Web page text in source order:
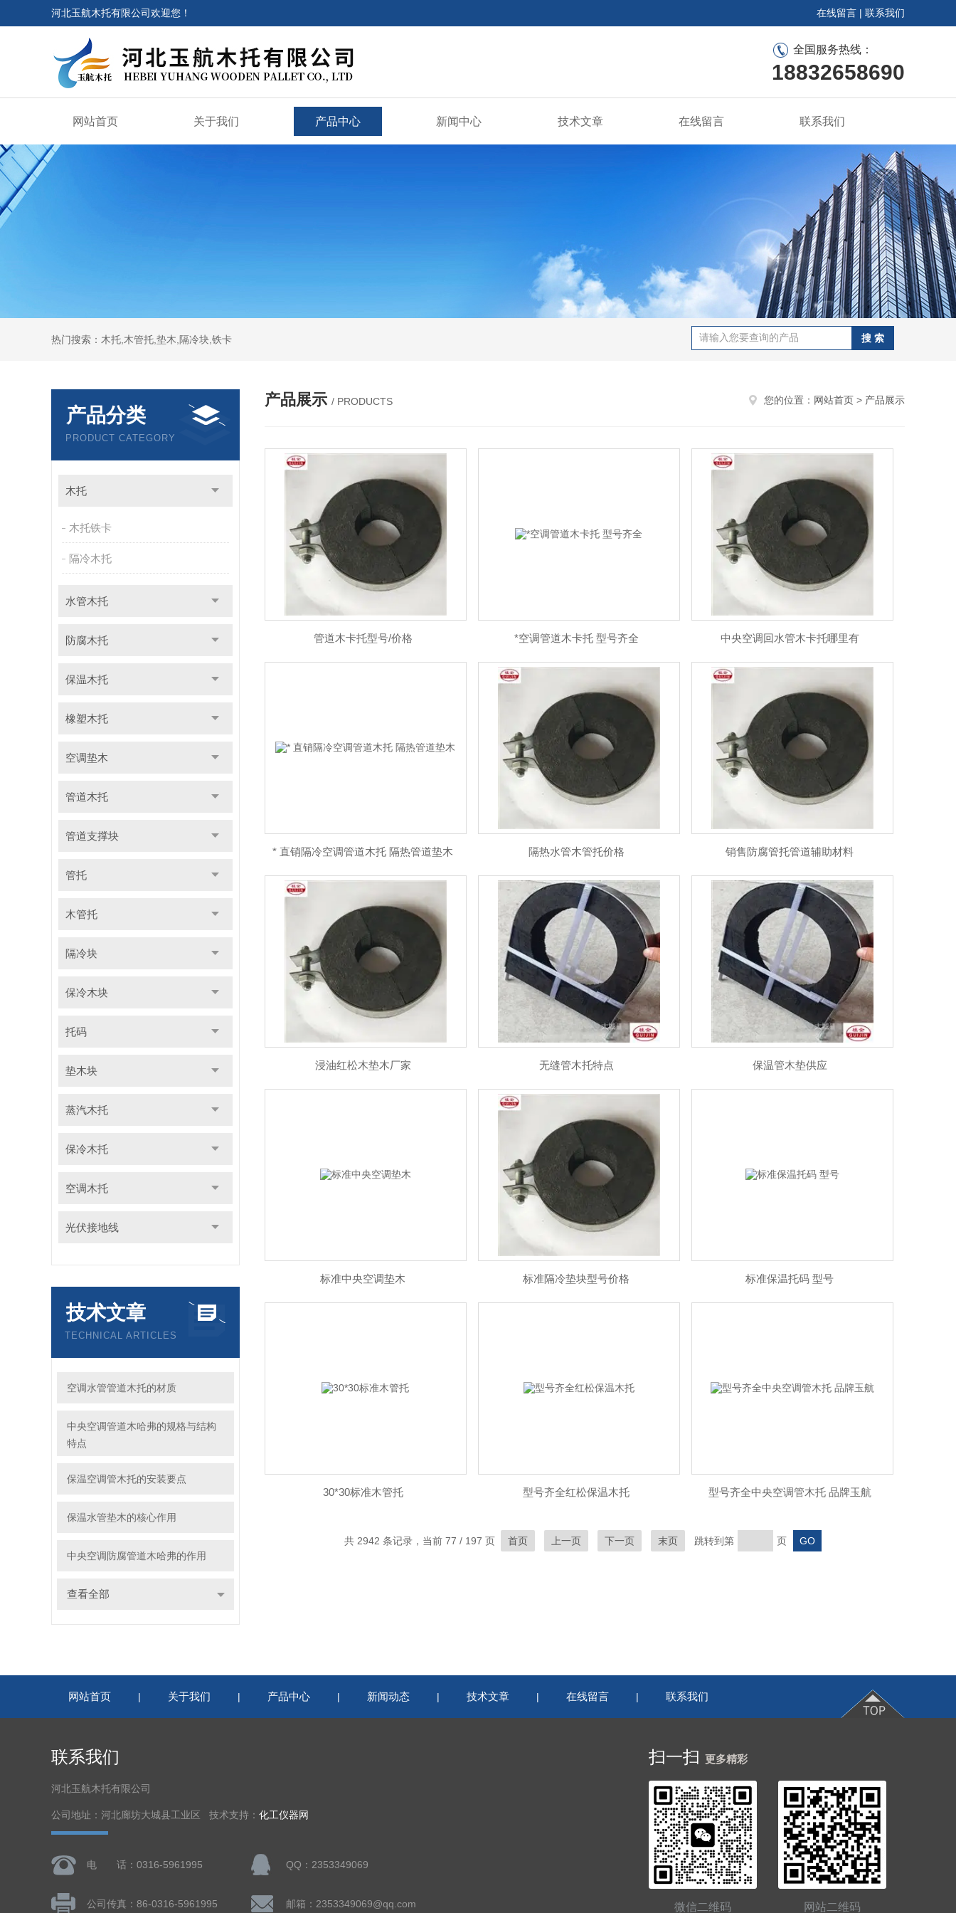
河北玉航木托有限公司欢迎您！ 在线留言 | 联系我们
全国服务热线：
18832658690
网站首页 关于我们 产品中心 新闻中心 技术文章 在线留言 联系我们
热门搜索：木托,木管托,垫木,隔冷块,铁卡
产品分类
PRODUCT CATEGORY
木托
木托铁卡
隔冷木托
水管木托
防腐木托
保温木托
橡塑木托
空调垫木
管道木托
管道支撑块
管托
木管托
隔冷块
保冷木块
托码
垫木块
蒸汽木托
保冷木托
空调木托
光伏接地线
技术文章
TECHNICAL ARTICLES
空调水管管道木托的材质
中央空调管道木哈弗的规格与结构
特点
保温空调管木托的安装要点
保温水管垫木的核心作用
中央空调防腐管道木哈弗的作用
查看全部
产品展示 / PRODUCTS 您的位置： 网站首页 > 产品展示
管道木卡托型号/价格 *空调管道木卡托 型号齐全 中央空调回水管木卡托哪里有
* 直销隔冷空调管道木托 隔热管道垫木 隔热水管木管托价格 销售防腐管托管道辅助材料
浸油红松木垫木厂家 无缝管木托特点 保温管木垫供应
标准中央空调垫木 标准隔冷垫块型号价格 标准保温托码 型号
30*30标准木管托 型号齐全红松保温木托 型号齐全中央空调管木托 品牌玉航
共 2942 条记录，当前 77 / 197 页 首页 上一页 下一页 末页 跳转到第 页
网站首页 | 关于我们 | 产品中心 | 新闻动态 | 技术文章 | 在线留言 | 联系我们
联系我们
河北玉航木托有限公司
公司地址：河北廊坊大城县工业区 技术支持： 化工仪器网
电 话：0316-5961995 QQ：2353349069
公司传真：86-0316-5961995 邮箱：2353349069@qq.com
扫一扫 更多精彩
微信二维码 网站二维码